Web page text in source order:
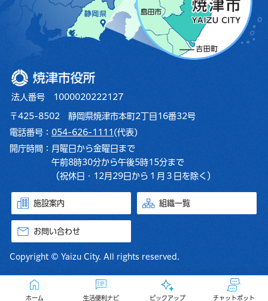
ホーム 生活便利ナビ ピックアップ チャットボット
焼津市役所
法人番号 1000020222127
〒425-8502 静岡県焼津市本町2丁目16番32号
電話番号： 054-626-1111 (代表)
開庁時間： 月曜日から金曜日まで
午前8時30分から午後5時15分まで
（祝休日・12月29日から１月３日を除く）
施設案内 組織一覧
お問い合わせ
Copyright © Yaizu City. All rights reserved.